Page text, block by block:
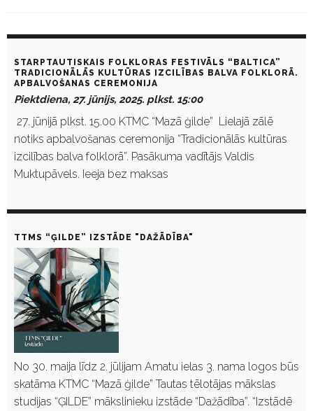
a
0
STARPTAUTISKAIS FOLKLORAS FESTIVĀLS “BALTICA”
TRADICIONĀLĀS KULTŪRAS IZCILĪBAS BALVA FOLKLORĀ.
APBALVOŠANAS CEREMONIJA
Piektdiena, 27. jūnijs, 2025. plkst. 15:00
27. jūnijā plkst. 15.00 KTMC “Mazā ģilde” Lielajā zālē
notiks apbalvošanas ceremonija “Tradicionālās kultūras
izcilības balva folklorā”. Pasākuma vadītājs Valdis
Muktupāvels. Ieeja bez maksas
TTMS “ĢILDE” IZSTĀDE "DAŽĀDĪBA"
No 30. maija līdz 2. jūlijam Amatu ielas 3. nama logos būs
skatāma KTMC “Mazā ģilde” Tautas tēlotājas mākslas
studijas “ĢILDE” mākslinieku izstāde “Dažādība”. “Izstādē